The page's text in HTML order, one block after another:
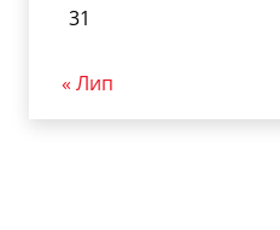
31
« Лип